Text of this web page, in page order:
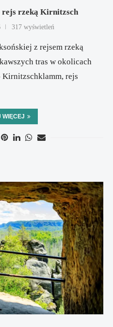
rzeką Kirnitzsch
317 wyświetleń
z rejsem rzeką
tras w okolicach
Kirnitzschklamm, rejs
WIĘCEJ